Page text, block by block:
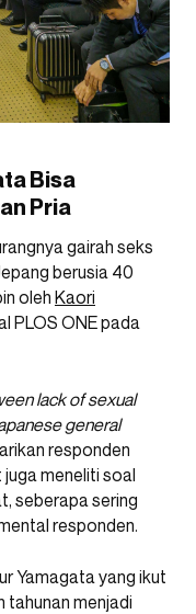
Bisa
Pria
gairah seks
berusia 40
oleh Kaori
PLOS ONE pada
lack of sexual
general
responden
meneliti soal
seberapa sering
responden.
Yamagata yang ikut
menjadi